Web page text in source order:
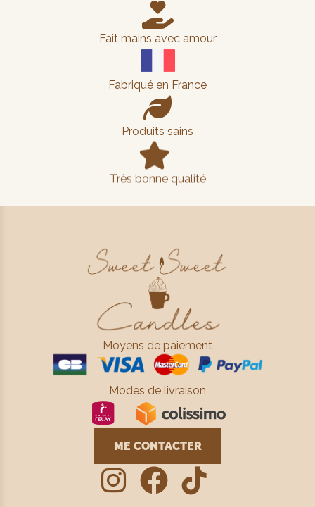

Fait mains avec amour
Fabriqué en France

Produits sains

Très bonne qualité
Moyens de paiement
Modes de livraison
ME CONTACTER
  